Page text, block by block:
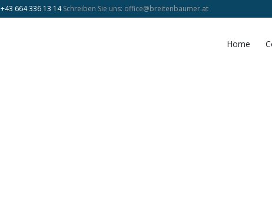
+43 664 336 13 14Schreiben Sie uns: office@breitenbaumer.at
Home